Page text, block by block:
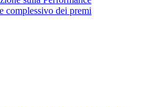
complessivo dei premi